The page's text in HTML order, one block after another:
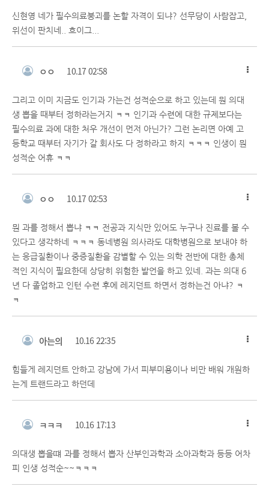
신현영 네가 필수의료붕괴를 논할 자격이 되냐? 선무당이 사람잡고,
위선이 판치네.. 흐이그...
ㅇㅇ 10.17 02:58
그리고 이미 지금도 인기과 가는건 성적순으로 하고 있는데 뭔 의대
생 뽑을 때부터 정하라는거지 ㅋㅋ 인기과 수련에 대한 규제보다는
필수의료 과에 대한 처우 개선이 먼저 아닌가? 그런 논리면 아예 고
등학교 때부터 자기가 갈 회사도 다 정하라고 하지 ㅋㅋㅋ 인생이 뭔
성적순 어휴 ㅋㅋ
ㅇㅇ 10.17 02:53
뭔 과를 정해서 뽑냐 ㅋㅋ 전공과 지식만 있어도 누구나 진료를 볼 수
있다고 생각하네 ㅋㅋㅋ 동네병원 의사라도 대학병원으로 보내야 하
는 응급질환이나 중증질환을 감별할 수 있는 의학 전반에 대한 총체
적인 지식이 필요한데 상당히 위험한 발언을 하고 있네. 과는 의대 6
년 다 졸업하고 인턴 수련 후에 레지던트 하면서 정하는건 아냐? ㅋ
ㅋ
아는의 10.16 22:35
힘들게 레지던트 안하고 강남에 가서 피부미용이나 비만 배워 개원하
는게 트랜드라고 하던데
ㅋㅋㅋ 10.16 17:13
의대생 뽑을떄 과를 정해서 뽑자 산부인과학과 소아과학과 등등 어차
피 인생 성적순~~ㅋㅋㅋ